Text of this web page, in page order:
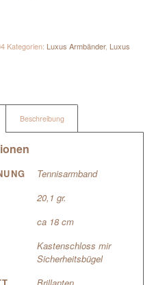
Kategorien: Luxus Armbänder, Luxus
Beschreibung
Tennisarmband
20,1 gr.
ca 18 cm
Kastenschloss mir
Sicherheitsbügel